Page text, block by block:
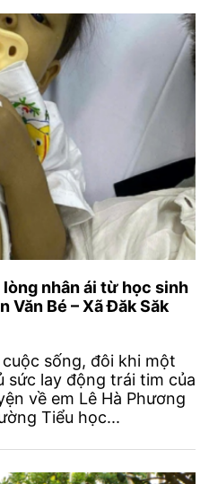
nhân ái từ học sinh
Bé – Xã Đăk Săk
sống, đôi khi một
sức lay động trái tim của
về em Lê Hà Phương
Tiểu học...